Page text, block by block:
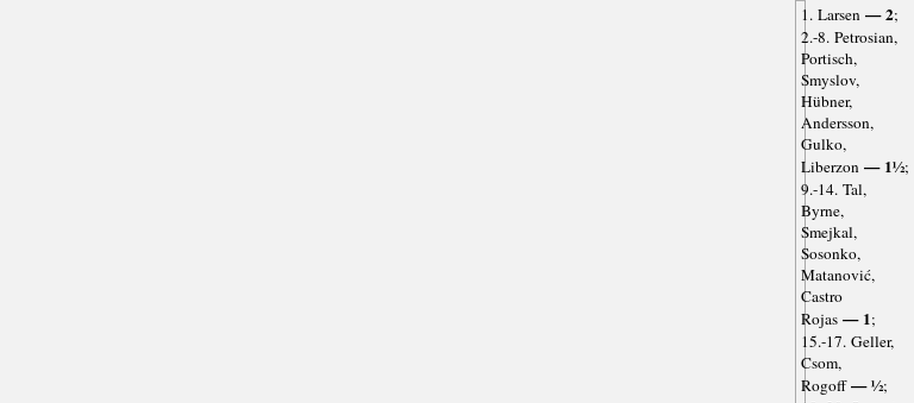
1. Larsen— 2;
2.-8. Petrosian,
Portisch,
Smyslov,
Hübner,
Andersson,
Gulko,
Liberzon— 1½;
9.-14. Tal,
Byrne,
Smejkal,
Sosonko,
Matanović,
Castro
Rojas— 1;
15.-17. Geller,
Csom,
Rogoff— ½;